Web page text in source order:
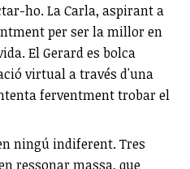
ho. La Carla, aspirant a
per ser la millor en
El Gerard es bolca
virtual a través d'una
ferventment trobar el
ningú indiferent. Tres
ressonar massa, que